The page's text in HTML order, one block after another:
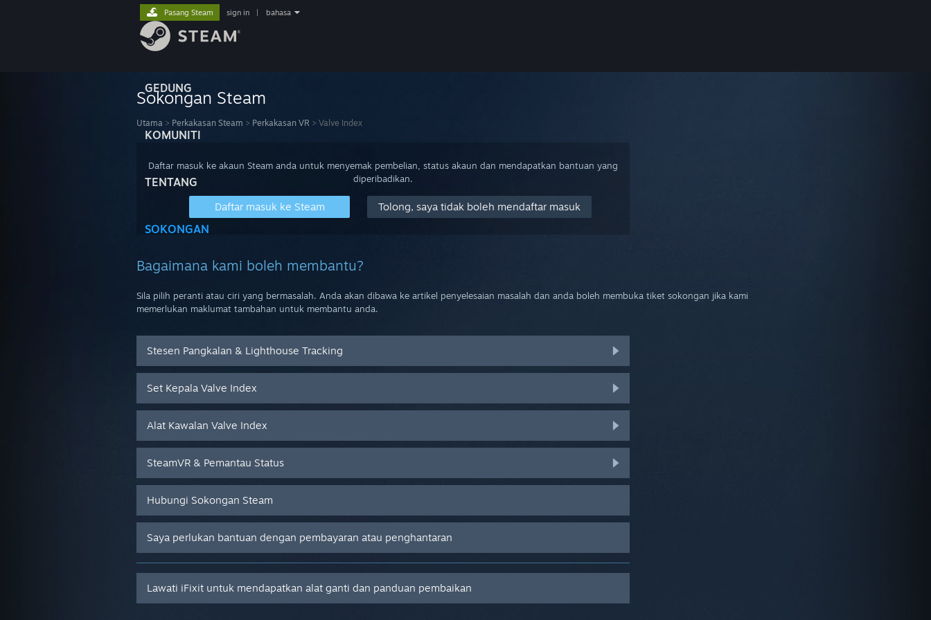
GEDUNG
KOMUNITI
TENTANG
SOKONGAN
Pasang Steam sign in bahasa
Sokongan Steam
Utama > Perkakasan Steam > Perkakasan VR > Valve Index
Daftar masuk ke akaun Steam anda untuk menyemak pembelian, status akaun dan mendapatkan bantuan yang
diperibadikan.
Daftar masuk ke Steam Tolong, saya tidak boleh mendaftar masuk
Bagaimana kami boleh membantu?
Sila pilih peranti atau ciri yang bermasalah. Anda akan dibawa ke artikel penyelesaian masalah dan anda boleh membuka tiket sokongan jika kami
memerlukan maklumat tambahan untuk membantu anda.
Stesen Pangkalan & Lighthouse Tracking
Set Kepala Valve Index
Alat Kawalan Valve Index
SteamVR & Pemantau Status
Hubungi Sokongan Steam
Saya perlukan bantuan dengan pembayaran atau penghantaran
Lawati iFixit untuk mendapatkan alat ganti dan panduan pembaikan